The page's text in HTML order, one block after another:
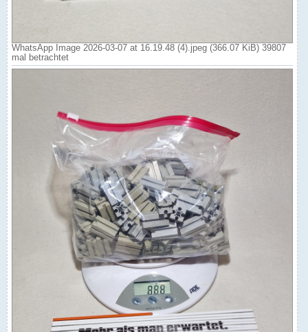
WhatsApp Image 2026-03-07 at 16.19.48 (4).jpeg (366.07 KiB) 39807
mal betrachtet